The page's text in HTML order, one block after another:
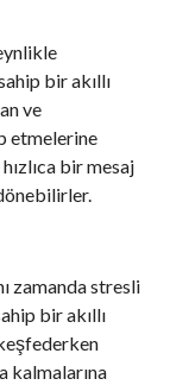
bir akıllı
ve
etmelerine
bir mesaj
zamanda stresli
bir akıllı
kalmalarına